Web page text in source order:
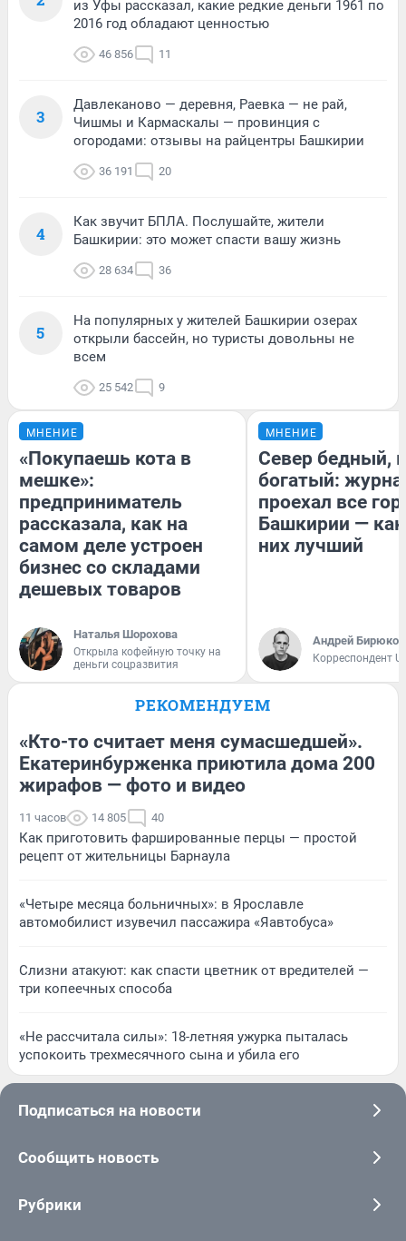
из Уфы рассказал, какие редкие деньги 1961 по
2016 год обладают ценностью
46 856 11
3
Давлеканово — деревня, Раевка — не рай,
Чишмы и Кармаскалы — провинция с
огородами: отзывы на райцентры Башкирии
36 191 20
4
Как звучит БПЛА. Послушайте, жители
Башкирии: это может спасти вашу жизнь
28 634 36
5
На популярных у жителей Башкирии озерах
открыли бассейн, но туристы довольны не
всем
25 542 9
МНЕНИЕ
«Покупаешь кота в
мешке»:
предприниматель
рассказала, как на
самом деле устроен
бизнес со складами
дешевых товаров
Наталья Шорохова
Открыла кофейную точку на
деньги соцразвития
МНЕНИЕ
Север бедный,
богатый:
проехал все
Башкирии —
них лучший
Андрей Бирюков
Корреспондент
РЕКОМЕНДУЕМ
«Кто-то считает меня сумасшедшей».
Екатеринбурженка приютила дома 200
жирафов — фото и видео
11 часов 14 805 40
Как приготовить фаршированные перцы — простой
рецепт от жительницы Барнаула
«Четыре месяца больничных»: в Ярославле
автомобилист изувечил пассажира «Яавтобуса»
Слизни атакуют: как спасти цветник от вредителей —
три копеечных способа
«Не рассчитала силы»: 18-летняя ужурка пыталась
успокоить трехмесячного сына и убила его
Подписаться на новости
Сообщить новость
Рубрики